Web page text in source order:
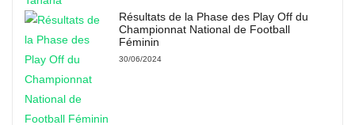
Résultats de la Phase des Play Off du
Championnat National de Football
Féminin
30/06/2024